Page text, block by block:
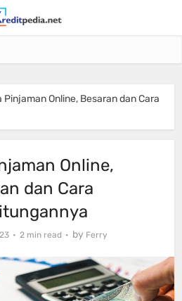
Pinjaman Online, Besaran dan Cara
Online,
dan Cara
2 min read by Ferry